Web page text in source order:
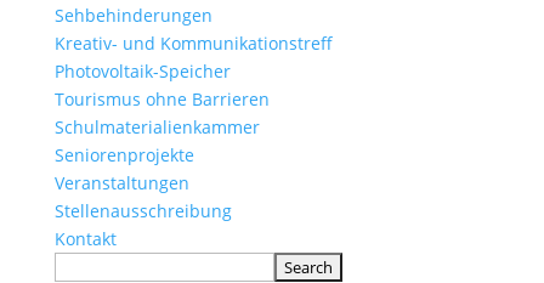
Sehbehinderungen
Kreativ- und Kommunikationstreff
Photovoltaik-Speicher
Tourismus ohne Barrieren
Schulmaterialienkammer
Seniorenprojekte
Veranstaltungen
Stellenausschreibung
Kontakt